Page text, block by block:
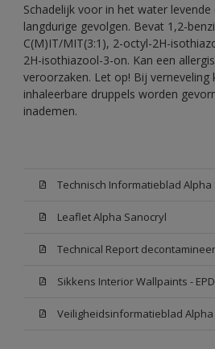
Schadelijk voor in het water
langdurige gevolgen. Bevat 1,2-
C(M)IT/MIT(3:1), 2-octyl-2H-
2H-isothiazool-3-on. Kan een
veroorzaken. Let op! Bij verneveling
inhaleerbare druppels worden
inademen.
Technisch Informatieblad Alpha
Leaflet Alpha Sanocryl